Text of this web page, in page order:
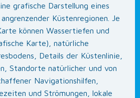
grafische Darstellung eines
Küstenregionen. Je
können Wassertiefen und
Karte), natürliche
Details der Küstenlinie,
Standorte natürlicher und von
Navigationshilfen,
und Strömungen, lokale